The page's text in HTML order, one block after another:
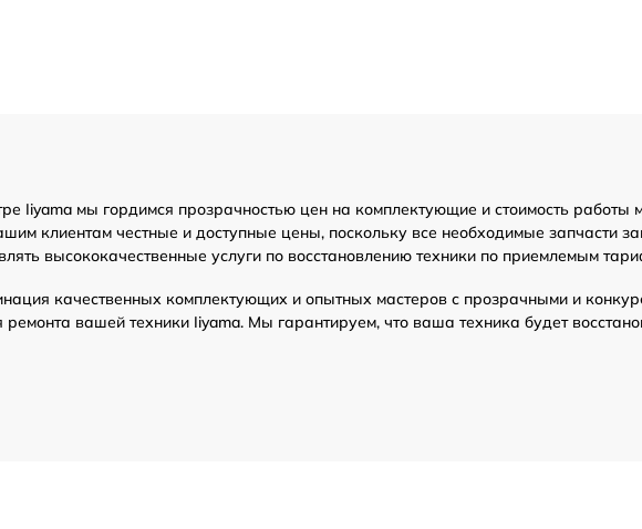
Iiyama мы гордимся прозрачностью цен на комплектующие и стоимость работы
клиентам честные и доступные цены, поскольку все необходимые запчасти
высококачественные услуги по восстановлению техники по приемлемым
качественных комплектующих и опытных мастеров с прозрачными и
вашей техники Iiyama. Мы гарантируем, что ваша техника будет